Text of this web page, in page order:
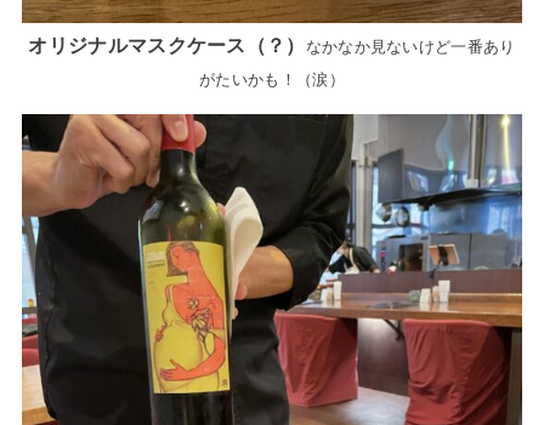
オリジナルマスクケース（？）
なかなか見ないけど一番あり
がたいかも！（涙）